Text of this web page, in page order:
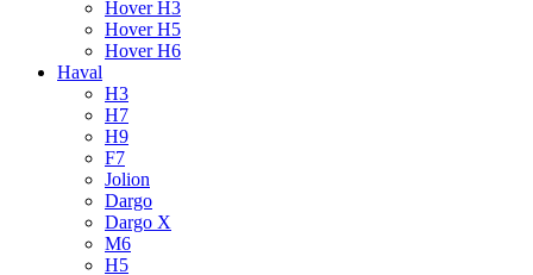
Hover H3
Hover H5
Hover H6
Haval
H3
H7
H9
F7
Jolion
Dargo
Dargo X
M6
H5